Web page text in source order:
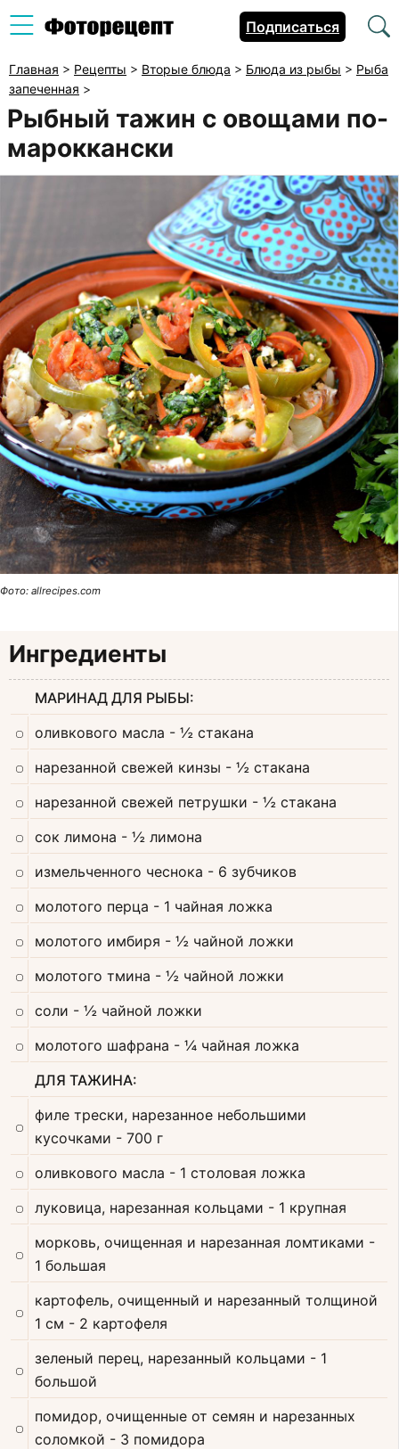
Подписаться
Главная > Рецепты > Вторые блюда > Блюда из рыбы > Рыба
запеченная >
Рыбный тажин с овощами по-
мароккански
Фото: allrecipes.com
Ингредиенты
МАРИНАД ДЛЯ РЫБЫ:
оливкового масла - ½ стакана
нарезанной свежей кинзы - ½ стакана
нарезанной свежей петрушки - ½ стакана
сок лимона - ½ лимона
измельченного чеснока - 6 зубчиков
молотого перца - 1 чайная ложка
молотого имбиря - ½ чайной ложки
молотого тмина - ½ чайной ложки
соли - ½ чайной ложки
молотого шафрана - ¼ чайная ложка
ДЛЯ ТАЖИНА:
филе трески, нарезанное небольшими
кусочками - 700 г
оливкового масла - 1 столовая ложка
луковица, нарезанная кольцами - 1 крупная
морковь, очищенная и нарезанная ломтиками -
1 большая
картофель, очищенный и нарезанный толщиной
1 см - 2 картофеля
зеленый перец, нарезанный кольцами - 1
большой
помидор, очищенные от семян и нарезанных
соломкой - 3 помидора